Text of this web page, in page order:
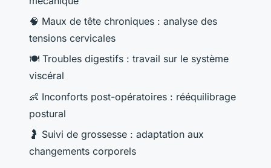
🧠 Maux de tête chroniques : analyse des
tensions cervicales
🍽️ Troubles digestifs : travail sur le système
viscéral
👶 Inconforts post-opératoires : rééquilibrage
postural
🤰 Suivi de grossesse : adaptation aux
changements corporels